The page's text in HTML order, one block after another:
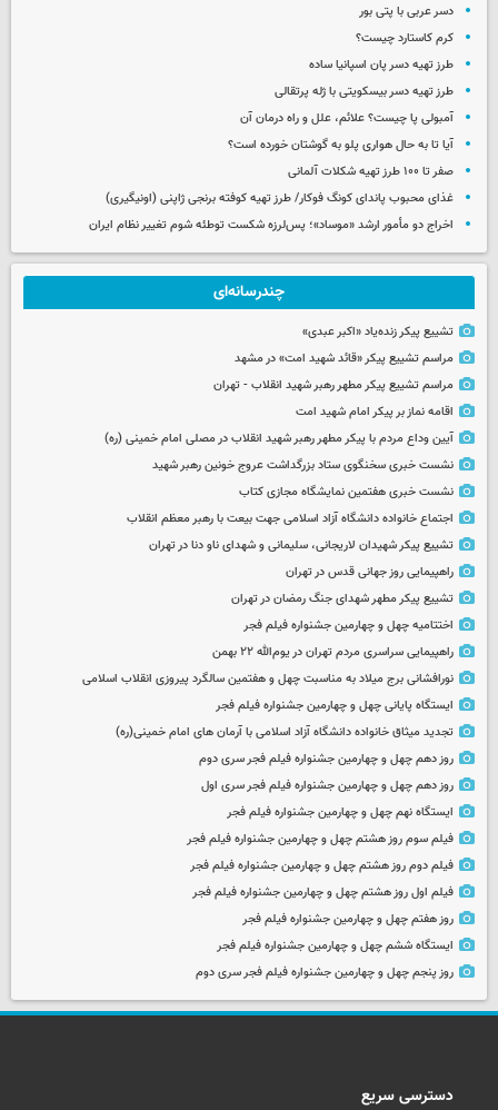
دسر عربی با پتی بور
کرم کاستارد چیست؟
طرز تهیه دسر پان اسپانیا ساده
طرز تهیه دسر بیسکویتی با ژله پرتقالی
آمبولی پا چیست؟ علائم، علل و راه درمان آن
آیا تا به حال هواری پلو به گوشتان خورده است؟
صفر تا ۱۰۰ طرز تهیه شکلات آلمانی
غذای محبوب پاندای کونگ فوکار/ طرز تهیه کوفته برنجی ژاپنی (اونیگیری)
اخراج دو مأمور ارشد «موساد»؛ پس‌لرزه شکست توطئه شوم تغییر نظام ایران
چندرسانه‌ای
تشییع پیکر زنده‌یاد «اکبر عبدی»
مراسم تشییع پیکر «قائد شهید امت» در مشهد
مراسم تشییع پیکر مطهر رهبر شهید انقلاب - تهران
اقامه نماز بر پیکر امام شهید امت
آیین وداع مردم با پیکر مطهر رهبر شهید انقلاب در مصلی امام خمینی (ره)
نشست خبری سخنگوی ستاد بزرگداشت عروج خونین رهبر شهید
نشست خبری هفتمین نمایشگاه مجازی کتاب
اجتماع خانواده دانشگاه آزاد اسلامی جهت بیعت با رهبر معظم انقلاب
تشییع پیکر شهیدان لاریجانی، سلیمانی و شهدای ناو دنا در تهران
راهپیمایی روز جهانی قدس در تهران
تشییع پیکر مطهر شهدای جنگ رمضان در تهران
اختتامیه چهل و چهارمین جشنواره فیلم فجر
راهپیمایی سراسری مردم تهران در یوم‌الله ۲۲ بهمن
نورافشانی برج میلاد به مناسبت چهل‌ و هفتمین سالگرد پیروزی انقلاب اسلامی
ایستگاه پایانی چهل و چهارمین جشنواره فیلم فجر
تجدید میثاق خانواده دانشگاه آزاد اسلامی با آرمان های امام خمینی(ره)
روز دهم چهل و چهارمین جشنواره فیلم فجر سری دوم
روز دهم چهل و چهارمین جشنواره فیلم فجر سری اول
ایستگاه نهم چهل و چهارمین جشنواره فیلم فجر
فیلم سوم روز هشتم چهل و چهارمین جشنواره فیلم فجر
فیلم دوم روز هشتم چهل و چهارمین جشنواره فیلم فجر
فیلم اول روز هشتم چهل و چهارمین جشنواره فیلم فجر
روز هفتم چهل و چهارمین جشنواره فیلم فجر
ایستگاه ششم چهل و چهارمین جشنواره فیلم فجر
روز پنجم چهل و چهارمین جشنواره فیلم فجر سری دوم
دسترسی سریع